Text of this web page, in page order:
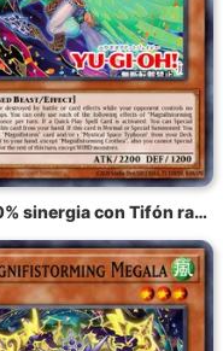
100.0% sinergia con Tifón radiante Krosea